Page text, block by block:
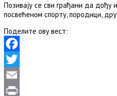
Позивају се сви грађани да дођу
посвећеном спорту, породици,
Поделите ову вест:
Facebook
Twitter
Email